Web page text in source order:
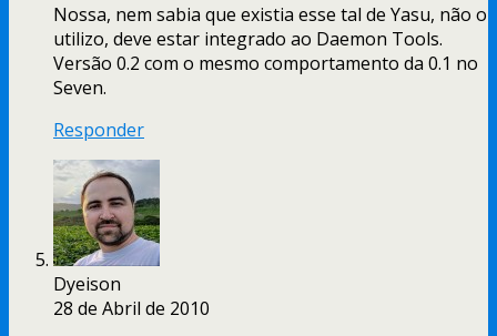
Nossa, nem sabia que existia esse tal de Yasu, não o
utilizo, deve estar integrado ao Daemon Tools.
Versão 0.2 com o mesmo comportamento da 0.1 no
Seven.
Responder
Dyeison
28 de Abril de 2010